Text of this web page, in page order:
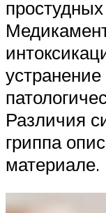
Различия
гриппа
материале.